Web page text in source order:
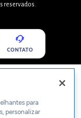
reservados.
CONTATO
para
personalizar